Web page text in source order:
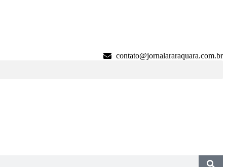
contato@jornalararaquara.com.br